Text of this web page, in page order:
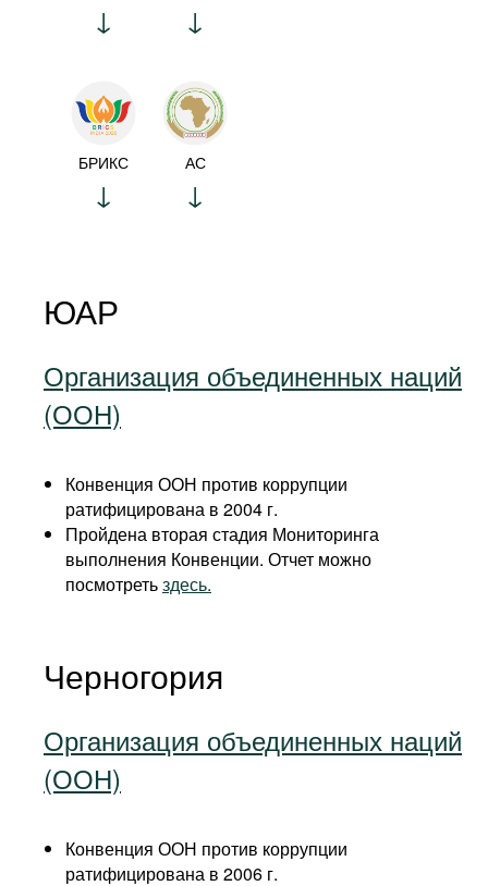
БРИКС АС
ЮАР
Организация объединенных наций
(ООН)
Конвенция ООН против коррупции
ратифицирована в 2004 г.
Пройдена вторая стадия Мониторинга
выполнения Конвенции. Отчет можно
посмотретьздесь.
Черногория
Организация объединенных наций
(ООН)
Конвенция ООН против коррупции
ратифицирована в 2006 г.